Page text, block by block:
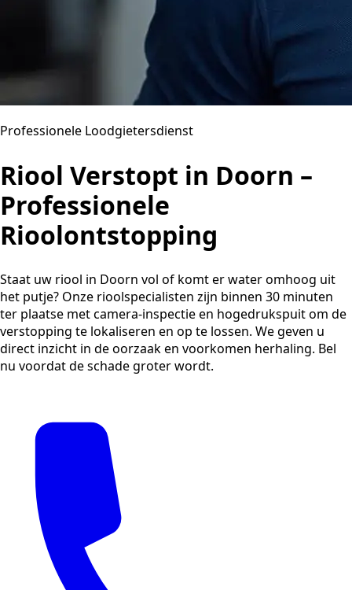
Professionele Loodgietersdienst
Riool Verstopt in Doorn –
Professionele
Rioolontstopping
Staat uw riool in Doorn vol of komt er water omhoog uit
het putje? Onze rioolspecialisten zijn binnen 30 minuten
ter plaatse met camera-inspectie en hogedrukspuit om de
verstopping te lokaliseren en op te lossen. We geven u
direct inzicht in de oorzaak en voorkomen herhaling. Bel
nu voordat de schade groter wordt.